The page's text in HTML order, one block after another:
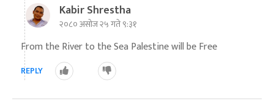
Kabir Shrestha
२०८० असोज २५ गते ९:३१
From the River to the Sea Palestine will be Free
REPLY